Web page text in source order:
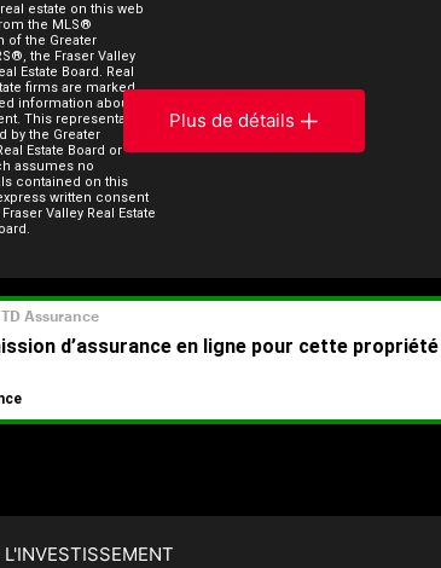
estate on this web
the MLS®
of the Greater
the Fraser Valley
Estate Board. Real
firms are marked
information about the
This representation
by the Greater
Estate Board or
assumes no
contained on this
written consent
Valley Real Estate
Plus de détails